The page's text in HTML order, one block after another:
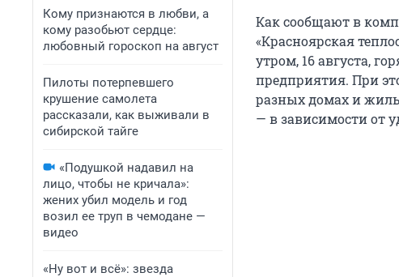
Кому признаются в любви, а
кому разобьют сердце:
любовный гороскоп на август
Пилоты потерпевшего
крушение самолета
рассказали, как выживали в
сибирской тайге
«Подушкой надавил на
лицо, чтобы не кричала»:
жених убил модель и год
возил ее труп в чемодане —
видео
«Ну вот и всё»: звезда
Как сообщают в
«Красноярская
утром, 16 августа,
предприятия. При
разных домах и
— в зависимости от